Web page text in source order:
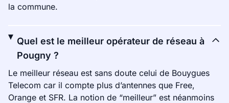
la commune.
Quel est le meilleur opérateur de réseau à
Pougny ?
Le meilleur réseau est sans doute celui de Bouygues
Telecom car il compte plus d’antennes que Free,
Orange et SFR. La notion de “meilleur” est néanmoins